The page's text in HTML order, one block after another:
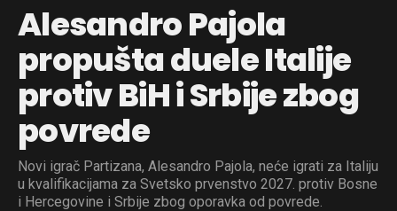
Alesandro Pajola
propušta duele Italije
protiv BiH i Srbije zbog
povrede
Novi igrač Partizana, Alesandro Pajola, neće igrati za Italiju
u kvalifikacijama za Svetsko prvenstvo 2027. protiv Bosne
i Hercegovine i Srbije zbog oporavka od povrede.